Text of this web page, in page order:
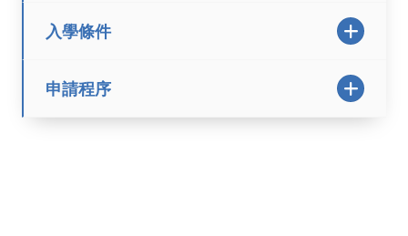
入學條件
申請程序